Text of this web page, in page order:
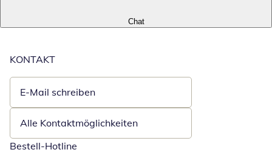
Chat
KONTAKT
E-Mail schreiben
Öffnet E-Mail-Client
Alle Kontaktmöglichkeiten
Bestell-Hotline